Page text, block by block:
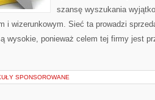
szansę wyszukania
i wizerunkowym. Sieć ta prowadzi
wysokie, ponieważ celem tej firmy jest
SPONSOROWANE